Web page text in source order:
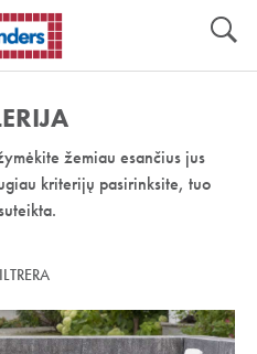
žemiau esančius jus
kriterijų pasirinksite, tuo